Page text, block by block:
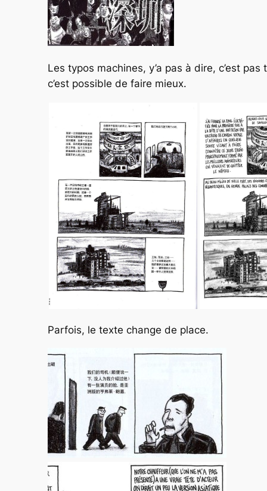
Les typos machines, y’a pas à dire, c’est
c’est possible de faire mieux.
Parfois, le texte change de place.